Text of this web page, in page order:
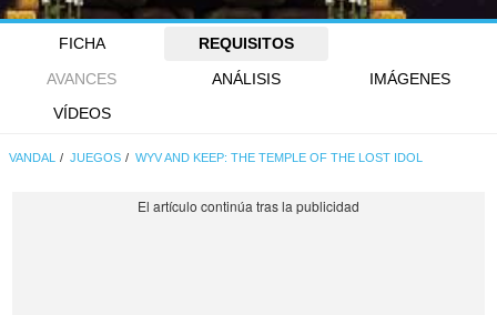
FICHA
REQUISITOS
AVANCES
ANÁLISIS
IMÁGENES
VÍDEOS
VANDAL JUEGOS WYV AND KEEP: THE TEMPLE OF THE LOST IDOL